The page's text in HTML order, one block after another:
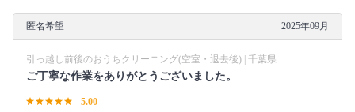
匿名希望 2025年09月
引っ越し前後のおうちクリーニング(空室・退去後) | 千葉県
ご丁寧な作業をありがとうございました。
5.00